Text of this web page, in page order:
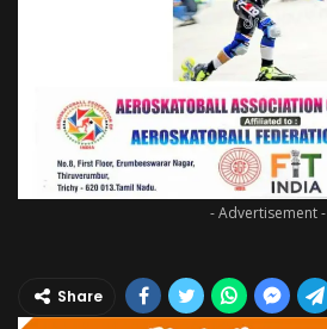
- Advertisement -
Share